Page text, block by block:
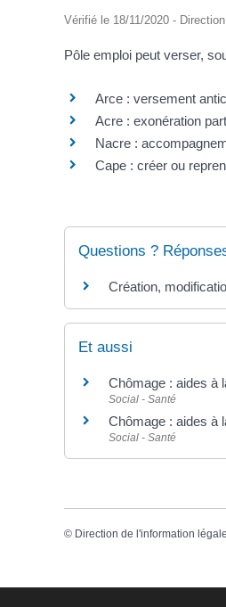
Vérifié le 18/11/2020 -
Pôle emploi peut verser,
Arce : versement
Acre : exonération
Nacre :
Cape : créer ou
Questions ?
Création,
Et aussi
Chômage : aides à
Social - Santé
Chômage : aides à
Social - Santé
© Direction de l'information